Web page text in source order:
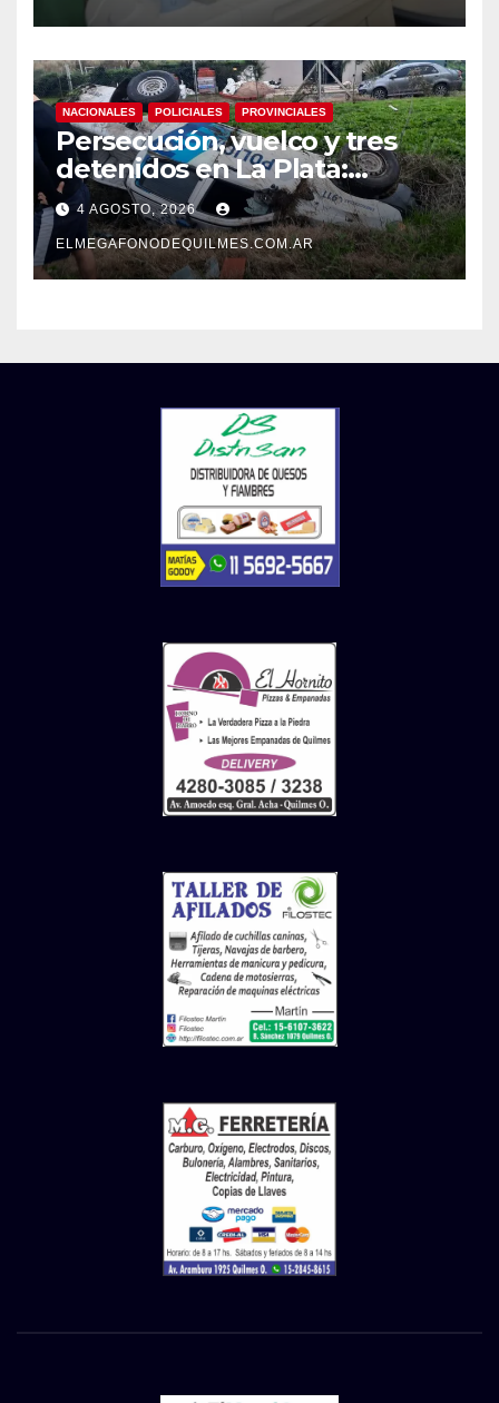
NACIONALES POLICIALES PROVINCIALES
Persecución, vuelco y tres
detenidos en La Plata:
recuperaron motos robadas
tras un operativo policial
4 AGOSTO, 2026
ELMEGAFONODEQUILMES.COM.AR